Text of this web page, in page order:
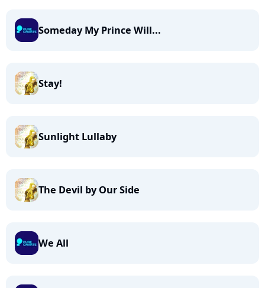
Someday My Prince Will...
Stay!
Sunlight Lullaby
The Devil by Our Side
We All